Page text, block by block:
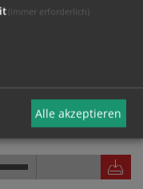
bei IEF-
und Familie
ob sie sich
kann"
(immer erforderlich)
Alle akzeptieren